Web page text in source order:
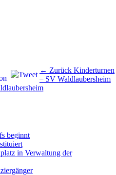
← Zurück
Beitrag:
Kinderturnen
– SV Waldlaubersheim
beginnt
in Verwaltung der